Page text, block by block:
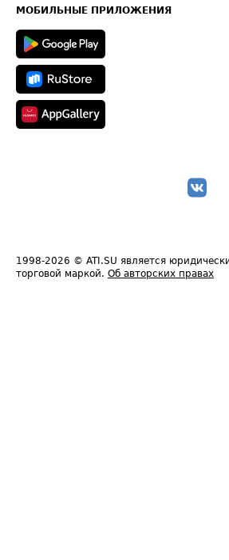
Техническая информация
МОБИЛЬНЫЕ ПРИЛОЖЕНИЯ
1998-2026 © ATI.SU является
торговой маркой. Об авторских правах